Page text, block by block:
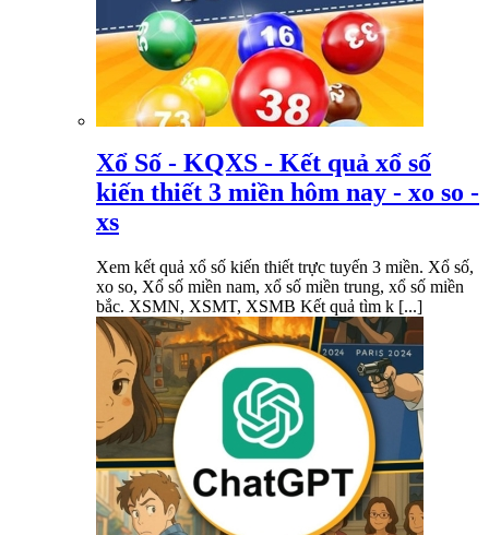
Xổ Số - KQXS - Kết quả xổ số
kiến thiết 3 miền hôm nay - xo so -
xs
Xem kết quả xổ số kiến thiết trực tuyến 3 miền. Xổ số,
xo so, Xổ số miền nam, xổ số miền trung, xổ số miền
bắc. XSMN, XSMT, XSMB Kết quả tìm k [...]